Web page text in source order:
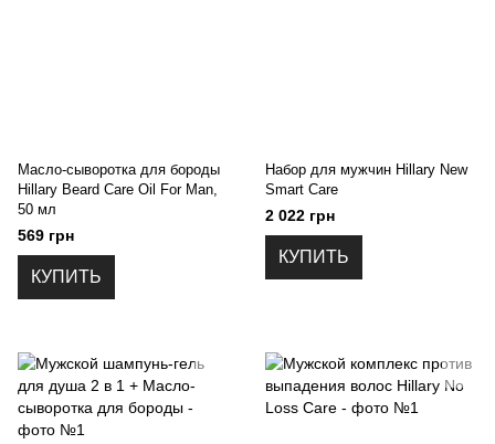
Масло-сыворотка для бороды
Hillary Beard Care Oil For Man,
50 мл
569 грн
КУПИТЬ
Набор для мужчин Hillary New
Smart Care
2 022 грн
КУПИТЬ